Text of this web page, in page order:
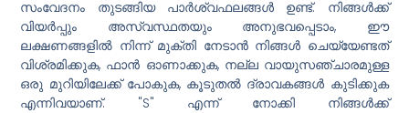
സംവേദനം തുടങ്ങിയ പാർശ്വഫലങ്ങൾ ഉണ്ട്. നിങ്ങൾക്ക്
വിയർപ്പും അസ്വസ്ഥതയും അനുഭവപ്പെടാം, ഈ
ലക്ഷണങ്ങളിൽ നിന്ന് മുക്തി നേടാൻ നിങ്ങൾ ചെയ്യേണ്ടത്
വിശ്രമിക്കുക, ഫാൻ ഓണാക്കുക, നല്ല വായുസഞ്ചാരമുള്ള
ഒരു മുറിയിലേക്ക് പോകുക, കൂടുതൽ ദ്രാവകങ്ങൾ കുടിക്കുക
എന്നിവയാണ്. "S" എന്ന് നോക്കി നിങ്ങൾക്ക്